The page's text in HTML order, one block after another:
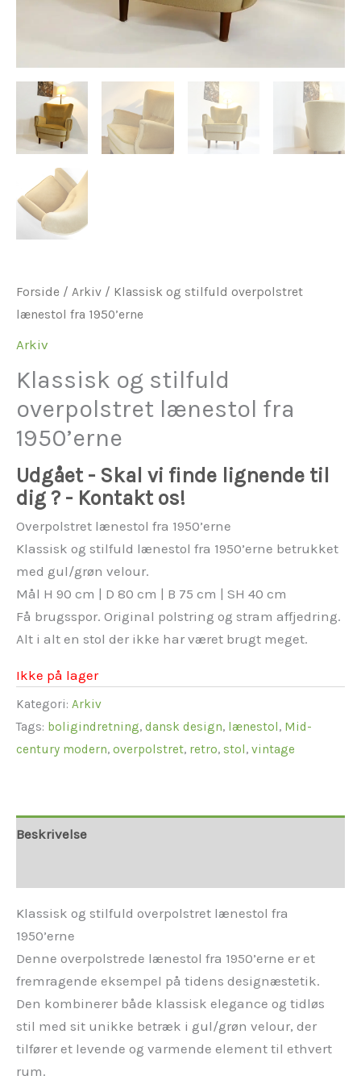
Forside / Arkiv / Klassisk og stilfuld overpolstret
lænestol fra 1950’erne
Arkiv
Klassisk og stilfuld
overpolstret lænestol fra
1950’erne
Udgået - Skal vi finde lignende til
dig ? - Kontakt os!
Overpolstret lænestol fra 1950’erne
Klassisk og stilfuld lænestol fra 1950’erne betrukket
med gul/grøn velour.
Mål H 90 cm | D 80 cm | B 75 cm | SH 40 cm
Få brugsspor. Original polstring og stram affjedring.
Alt i alt en stol der ikke har været brugt meget.
Ikke på lager
Kategori: Arkiv
Tags: boligindretning, dansk design, lænestol, Mid-
century modern, overpolstret, retro, stol, vintage
Beskrivelse
Klassisk og stilfuld overpolstret lænestol fra
1950’erne
Denne overpolstrede lænestol fra 1950’erne er et
fremragende eksempel på tidens designæstetik.
Den kombinerer både klassisk elegance og tidløs
stil med sit unikke betræk i gul/grøn velour, der
tilfører et levende og varmende element til ethvert
rum.